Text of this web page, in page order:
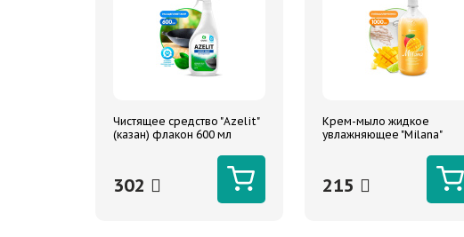
Чистящее средство "Azelit"
(казан) флакон 600 мл
302
Крем-мыло жидкое
увлажняющее "Milana"
215